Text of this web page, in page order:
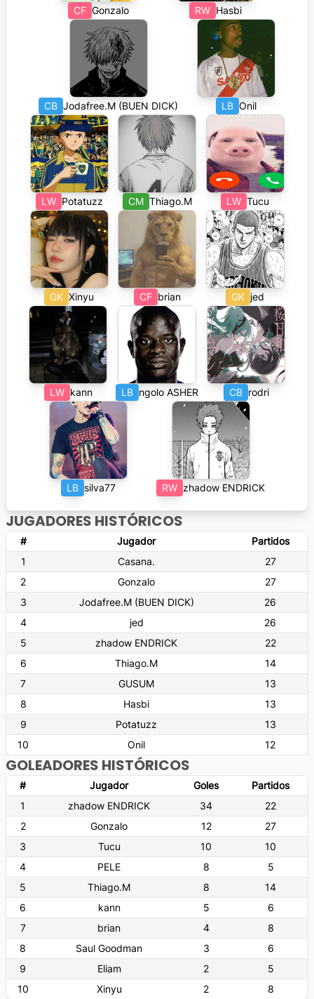
CF Gonzalo RW Hasbi
CB Jodafree.M (BUEN DICK) LB Onil
LW Potatuzz CM Thiago.M LW Tucu
GK Xinyu CF brian GK jed
LW kann LB ngolo ASHER CB rodri
LB silva77 RW zhadow ENDRICK
JUGADORES HISTÓRICOS
# Jugador
Partidos
1
Casana.
27
2
Gonzalo
27
3
Jodafree.M (BUEN DICK)
26
4
jed
26
5
zhadow ENDRICK
22
6
Thiago.M
14
7
GUSUM
13
8
Hasbi
13
9
Potatuzz
13
10
Onil 12
GOLEADORES HISTÓRICOS
# Jugador Goles
Partidos
1
zhadow ENDRICK 34
22
2
Gonzalo 12
27
3
Tucu 10
10
4
PELE 8
5
5
Thiago.M 8
14
6
kann 5
6
7
brian 4
8
8
Saul Goodman 3
6
9
Eliam 2
5
10
Xinyu 2 8